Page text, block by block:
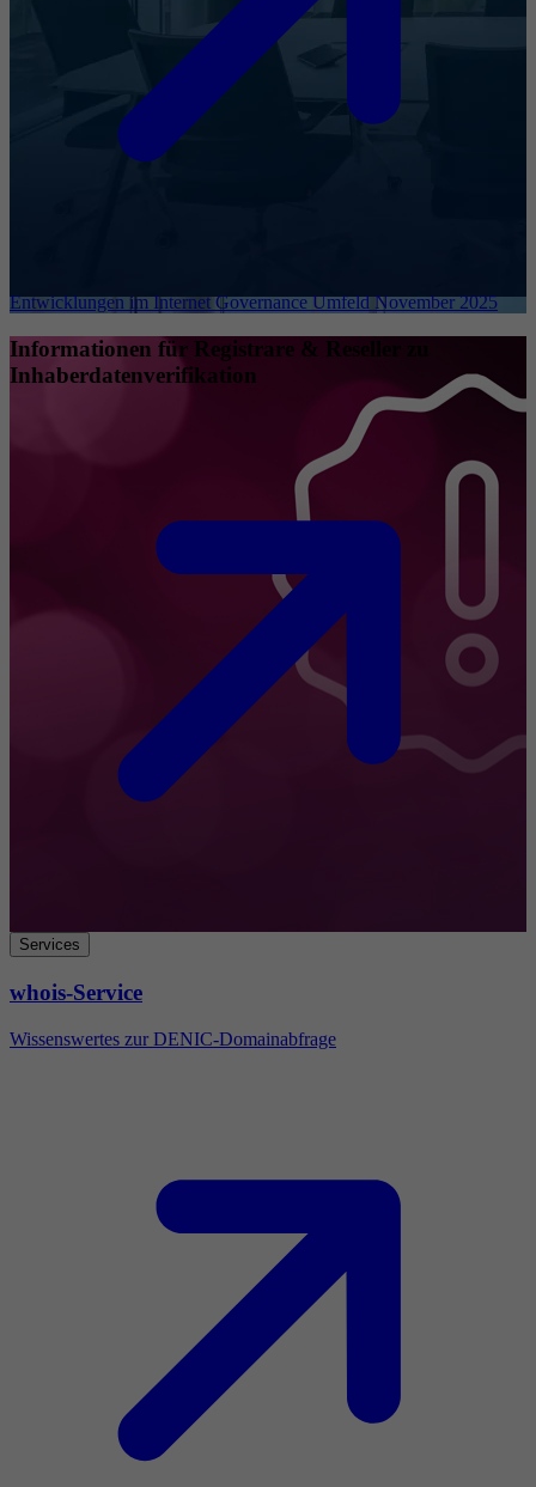
Entwicklungen im Internet Governance Umfeld November 2025
Informationen für Registrare & Reseller zu
Inhaberdatenverifikation
Services
whois-Service
Wissenswertes zur DENIC-Domainabfrage